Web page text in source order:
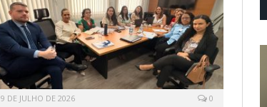
9 DE JULHO DE 2026 0